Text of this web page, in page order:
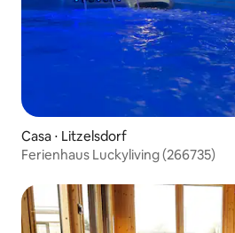
Casa ⋅ Litzelsdorf
Ferienhaus Luckyliving (266735)